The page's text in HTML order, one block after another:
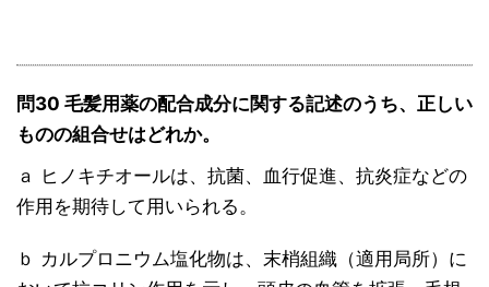
問30 毛髪用薬の配合成分に関する記述のうち、正しい
ものの組合せはどれか。
ａ ヒノキチオールは、抗菌、血行促進、抗炎症などの
作用を期待して用いられる。
ｂ カルプロニウム塩化物は、末梢組織（適用局所）に